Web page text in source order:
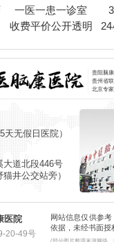
一医一患一诊室
收费平价公开透明
贵阳脑
贵州省
北京专
天无假日医院）
大道北段446号
猫井公交站旁）
医院
20-49号
网站信息仅供参
依据，未经书面授